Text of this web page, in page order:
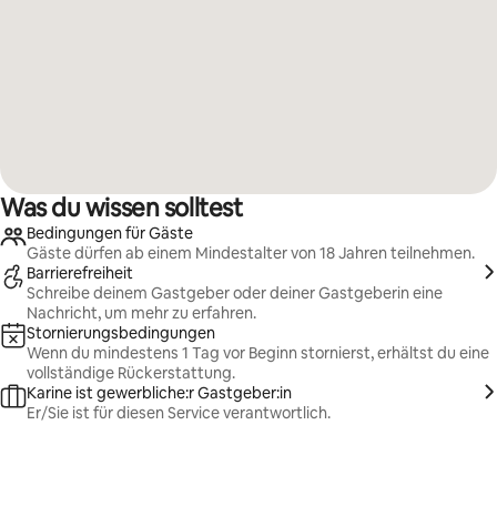
Was du wissen solltest
Bedingungen für Gäste
Gäste dürfen ab einem Mindestalter von 18 Jahren teilnehmen.
Barrierefreiheit
Schreibe deinem Gastgeber oder deiner Gastgeberin eine
Nachricht, um mehr zu erfahren.
Stornierungsbedingungen
Wenn du mindestens 1 Tag vor Beginn stornierst, erhältst du eine
vollständige Rückerstattung.
Karine ist gewerbliche:r Gastgeber:in
Er/Sie ist für diesen Service verantwortlich.